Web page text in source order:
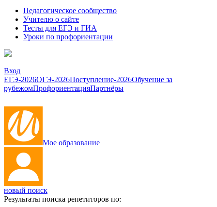
Педагогическое сообщество
Учителю о сайте
Тесты для ЕГЭ и ГИА
Уроки по профориентации
Вход
ЕГЭ-2026ОГЭ-2026Поступление-2026Обучение за
рубежомПрофориентацияПартнёры
Мое образование
новый поиск
Результаты поиска репетиторов по: